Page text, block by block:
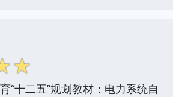
☆
“十二五”规划教材：电力系统自